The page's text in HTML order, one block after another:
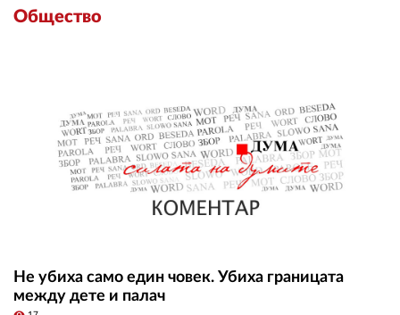
Общество
Не убиха само един човек. Убиха границата
между дете и палач